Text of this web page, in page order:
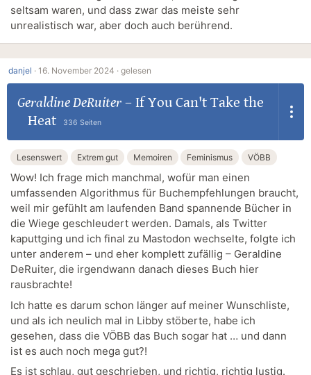
seltsam waren, und dass zwar das meiste sehr
unrealistisch war, aber doch auch berührend.
danjel · 16. November 2024 · gelesen
Geraldine DeRuiter– If You Can't Take the
Heat
336 Seiten
Lesenswert Extrem gut Memoiren Feminismus VÖBB
Wow! Ich frage mich manchmal, wofür man einen
umfassenden Algorithmus für Buchempfehlungen braucht,
weil mir gefühlt am laufenden Band spannende Bücher in
die Wiege geschleudert werden. Damals, als Twitter
kaputtging und ich final zu Mastodon wechselte, folgte ich
unter anderem – und eher komplett zufällig – Geraldine
DeRuiter, die irgendwann danach dieses Buch hier
rausbrachte!
Ich hatte es darum schon länger auf meiner Wunschliste,
und als ich neulich mal in Libby stöberte, habe ich
gesehen, dass die VÖBB das Buch sogar hat … und dann
ist es auch noch mega gut?!
Es ist schlau, gut geschrieben, und richtig, richtig lustig.